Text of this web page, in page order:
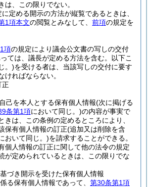
は、この限りでない。
定める開示の方法が縦覧であるときは、
1項本文の閲覧とみなして、 前項の規定を
項の規定により議会公文書の写しの交付
ては、議長が定める方法を含む。以下こ
。)を受ける者は、当該写しの交付に要す
ければならない。
正
己を本人とする保有個人情報(次に掲げる
条第1項において同じ。)の内容が事実で
きは、この条例の定めるところにより、
保有個人情報の訂正(追加又は削除を含
おいて同じ。)を請求することができる。
個人情報の訂正に関して他の法令の規定
が定められているときは、この限りでな
づき開示を受けた保有個人情報
る保有個人情報であって、 第30条第1項